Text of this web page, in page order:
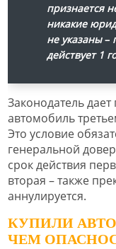
признается
никакие
не указаны–
действует 1
Законодатель
автомобиль
Это условие
генеральной
срок действия
вторая – также
аннулируется.
КУПИЛИ
ЧЕМ